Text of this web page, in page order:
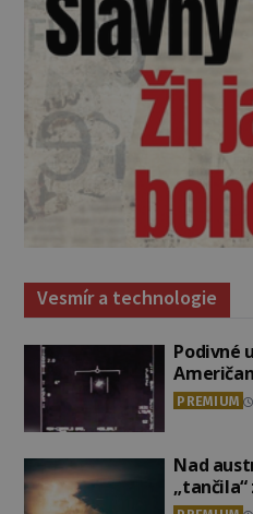
Vesmír a technologie
Podivné
PREMIUM
Nad